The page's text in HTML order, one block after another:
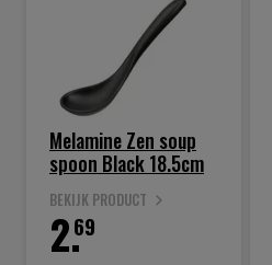
Melamine Zen soup
spoon Black 18.5cm
BEKIJK PRODUCT
69
2.